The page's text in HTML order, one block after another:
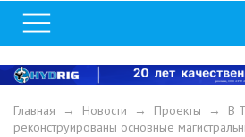
Главная → Новости → Проекты → В
реконструированы основные